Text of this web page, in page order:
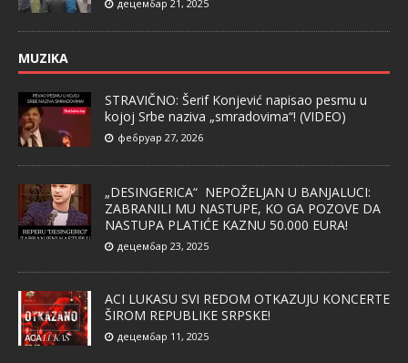
децембар 21, 2025
MUZIKA
STRAVIČNO: Šerif Konjević napisao pesmu u
kojoj Srbe naziva „smradovima“! (VIDEO)
фебруар 27, 2026
„DESINGERICA“ NEPOŽELJAN U BANJALUCI:
ZABRANILI MU NASTUPE, KO GA POZOVE DA
NASTUPA PLATIĆE KAZNU 50.000 EURA!
децембар 23, 2025
ACI LUKASU SVI REDOM OTKAZUJU KONCERTE
ŠIROM REPUBLIKE SRPSKE!
децембар 11, 2025